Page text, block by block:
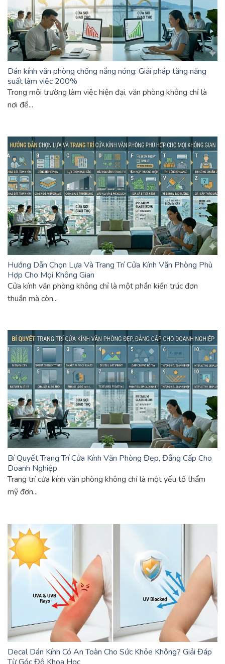
Dán kính văn phòng chống nắng nóng: Giải pháp tăng năng
suất làm việc 200%
Trong môi trường làm việc hiện đại, văn phòng không chỉ là
nơi để...
Hướng Dẫn Chọn Lựa Và Trang Trí Cửa Kính Văn Phòng Phù
Hợp Cho Mọi Không Gian
Cửa kính văn phòng không chỉ là một phần kiến trúc đơn
thuần mà còn...
Bí Quyết Trang Trí Cửa Kính Văn Phòng Đẹp, Đẳng Cấp Cho
Doanh Nghiệp
Trang trí cửa kính văn phòng không chỉ là một yếu tố thẩm
mỹ đơn...
Decal Dán Kính Có An Toàn Cho Sức Khỏe Không? Giải Đáp